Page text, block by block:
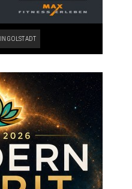
INGOLSTADT